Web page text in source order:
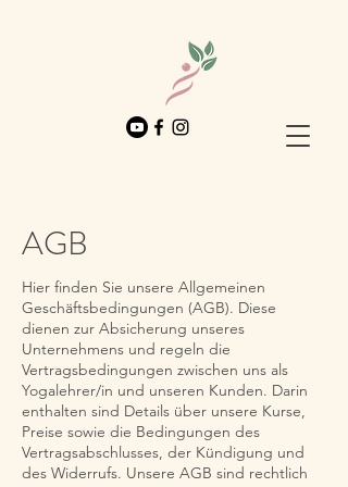
AGB
Hier finden Sie unsere Allgemeinen
Geschäftsbedingungen (AGB). Diese
dienen zur Absicherung unseres
Unternehmens und regeln die
Vertragsbedingungen zwischen uns als
Yogalehrer/in und unseren Kunden. Darin
enthalten sind Details über unsere Kurse,
Preise sowie die Bedingungen des
Vertragsabschlusses, der Kündigung und
des Widerrufs. Unsere AGB sind rechtlich